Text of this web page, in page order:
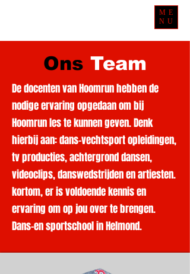
ME
NU
Ons Team
De docenten van Hoomrun hebben de
nodige ervaring opgedaan om bij
Hoomrun les te kunnen geven. Denk
hierbij aan: dans-vechtsport opleidingen,
tv producties, achtergrond dansen,
videoclips, danswedstrijden en artiesten.
kortom, er is voldoende kennis en
ervaring om op jou over te brengen.
Dans-en sportschool in Helmond.